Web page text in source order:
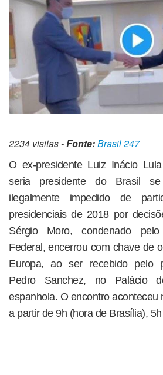
2234 visitas -Fonte:Brasil 247
O ex-presidente Luiz Inácio
seria presidente do Brasil
ilegalmente impedido de
presidenciais de 2018 por
Sérgio Moro, condenado
Federal, encerrou com chave de
Europa, ao ser recebido pelo
Pedro Sanchez, no Palácio
espanhola. O encontro aconteceu
a partir de 9h (hora de Brasília),